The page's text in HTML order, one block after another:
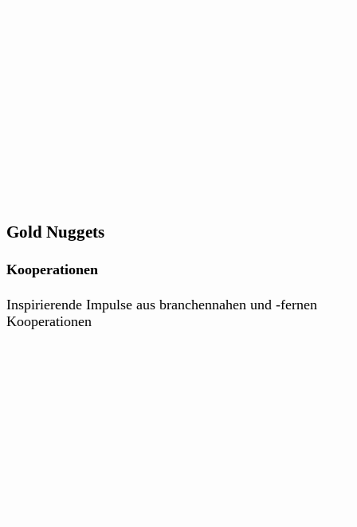
Gold Nuggets
Kooperationen
Inspirierende Impulse aus branchennahen und -fernen
Kooperationen